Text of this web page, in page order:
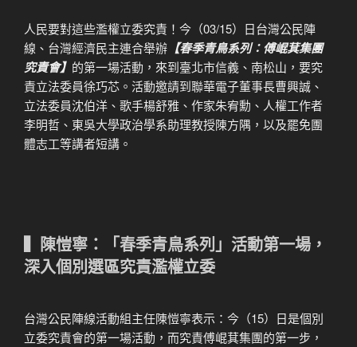
人民要對這些濫權立委究責！今（03/15）日台灣公民陣
線、台灣經濟民主連合舉辦 【春季青鳥系列：傅崐萁集團
究責會】 的第一場活動，來到臺北市信義、南松山，要究
責立法委員徐巧芯。活動邀請到聯華電子董事長曹興誠、
立法委員沈伯洋、歌手楊舒雅、作家朱宥勳、人權工作者
李明哲、東吳大學政治學系助理教授陳方隅，以及罷免團
體志工等講者短講。
▍陳愷寧：「春季青鳥系列」活動第一場，
深入個別選區究責濫權立委
台灣公民陣線活動組主任陳愷寧表示：今（15）日是個別
立委究責會的第一場活動，而究責傅崐萁集團的第一步，